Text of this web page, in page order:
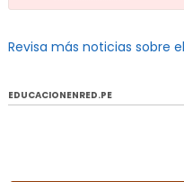
Revisa más noticias sobre
EDUCACIONENRED.PE